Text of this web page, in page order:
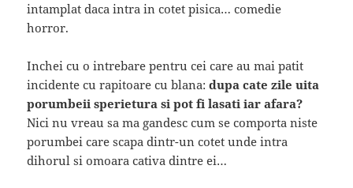
intamplat daca intra in cotet pisica… comedie
horror.
Inchei cu o intrebare pentru cei care au mai patit
incidente cu rapitoare cu blana:dupa cate zile uita
porumbeii sperietura si pot fi lasati iar afara?
Nici nu vreau sa ma gandesc cum se comporta niste
porumbei care scapa dintr-un cotet unde intra
dihorul si omoara cativa dintre ei…